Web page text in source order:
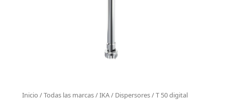
Inicio /Todas las marcas/IKA/ Dispersores/ T 50 digital